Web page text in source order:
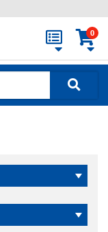
0